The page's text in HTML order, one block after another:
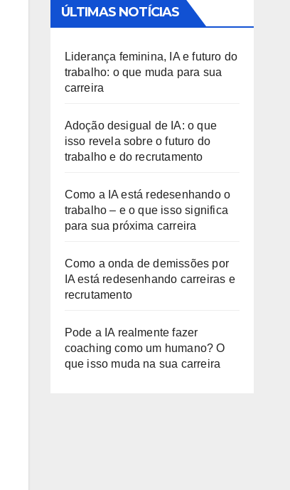
ÚLTIMAS NOTÍCIAS
Liderança feminina, IA e futuro do
trabalho: o que muda para sua
carreira
Adoção desigual de IA: o que
isso revela sobre o futuro do
trabalho e do recrutamento
Como a IA está redesenhando o
trabalho – e o que isso significa
para sua próxima carreira
Como a onda de demissões por
IA está redesenhando carreiras e
recrutamento
Pode a IA realmente fazer
coaching como um humano? O
que isso muda na sua carreira